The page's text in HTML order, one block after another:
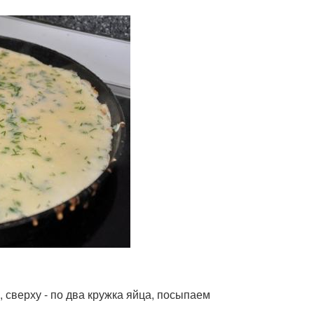
- по два кружка яйца, посыпаем